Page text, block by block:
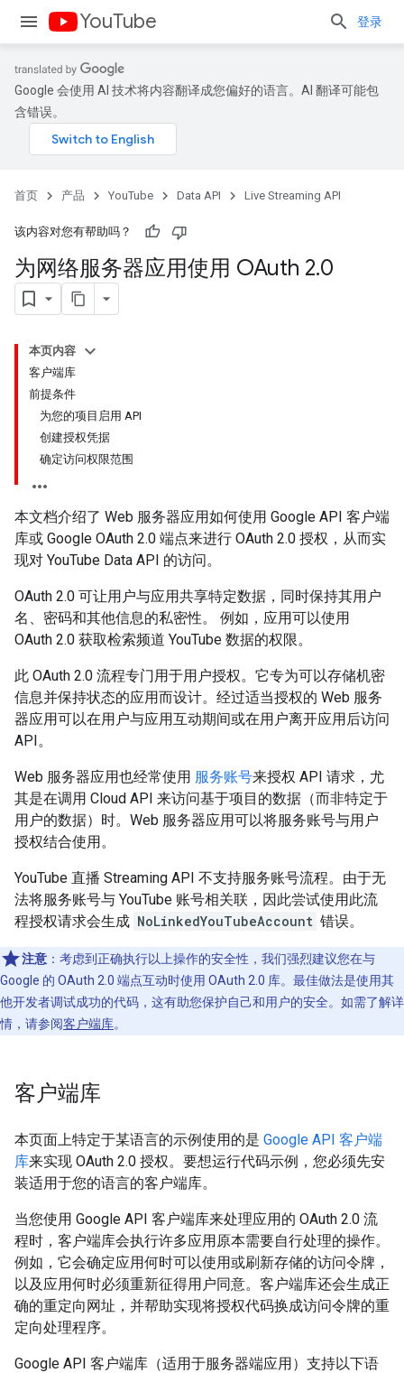
YouTube 登录
Google 会使用 AI 技术将内容翻译成您偏好的语言。AI 翻译可能包
含错误。
首页 产品 YouTube Data API Live Streaming API
该内容对您有帮助吗？
为网络服务器应用使用 OAuth 2.0
本页内容
客户端库
前提条件
为您的项目启用 API
创建授权凭据
确定访问权限范围
本文档介绍了 Web 服务器应用如何使用 Google API 客户端
库或 Google OAuth 2.0 端点来进行 OAuth 2.0 授权，从而实
现对 YouTube Data API 的访问。
OAuth 2.0 可让用户与应用共享特定数据，同时保持其用户
名、密码和其他信息的私密性。 例如，应用可以使用
OAuth 2.0 获取检索频道 YouTube 数据的权限。
此 OAuth 2.0 流程专门用于用户授权。它专为可以存储机密
信息并保持状态的应用而设计。经过适当授权的 Web 服务
器应用可以在用户与应用互动期间或在用户离开应用后访问
API。
Web 服务器应用也经常使用 服务账号来授权 API 请求，尤
其是在调用 Cloud API 来访问基于项目的数据（而非特定于
用户的数据）时。Web 服务器应用可以将服务账号与用户
授权结合使用。
YouTube 直播 Streaming API 不支持服务账号流程。由于无
法将服务账号与 YouTube 账号相关联，因此尝试使用此流
程授权请求会生成 NoLinkedYouTubeAccount 错误。
注意 ：考虑到正确执行以上操作的安全性，我们强烈建议您在与
Google 的 OAuth 2.0 端点互动时使用 OAuth 2.0 库。最佳做法是使用其
他开发者调试成功的代码，这有助您保护自己和用户的安全。如需了解详
情，请参阅客户端库。
客户端库
本页面上特定于某语言的示例使用的是 Google API 客户端
库来实现 OAuth 2.0 授权。要想运行代码示例，您必须先安
装适用于您的语言的客户端库。
当您使用 Google API 客户端库来处理应用的 OAuth 2.0 流
程时，客户端库会执行许多应用原本需要自行处理的操作。
例如，它会确定应用何时可以使用或刷新存储的访问令牌，
以及应用何时必须重新征得用户同意。客户端库还会生成正
确的重定向网址，并帮助实现将授权代码换成访问令牌的重
定向处理程序。
Google API 客户端库（适用于服务器端应用）支持以下语